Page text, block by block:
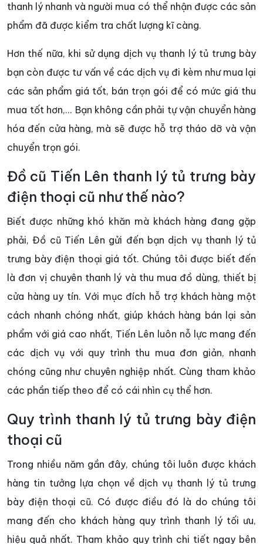
thanh lý nhanh và người mua có thể nhận được các sản
phẩm đã được kiểm tra chất lượng kĩ càng.
Hơn thế nữa, khi sử dụng dịch vụ thanh lý tủ trưng bày
bạn còn được tư vấn về các dịch vụ đi kèm như mua lại
các sản phẩm giá tốt, bán trọn gói để có mức giá thu
mua tốt hơn,... Bạn không cần phải tự vận chuyển hàng
hóa đến cửa hàng, mà sẽ được hỗ trợ tháo dỡ và vận
chuyển trọn gói.
Đồ cũ Tiến Lên thanh lý tủ trưng bày
điện thoại cũ như thế nào?
Biết được những khó khăn mà khách hàng đang gặp
phải, Đồ cũ Tiến Lên gửi đến bạn dịch vụ thanh lý tủ
trưng bày điện thoại giá tốt. Chúng tôi được biết đến
là đơn vị chuyên thanh lý và thu mua đồ dùng, thiết bị
cửa hàng uy tín. Với mục đích hỗ trợ khách hàng một
cách nhanh chóng nhất, giúp khách hàng bán lại sản
phẩm với giá cao nhất, Tiến Lên luôn nỗ lực mang đến
các dịch vụ với quy trình thu mua đơn giản, nhanh
chóng cũng như chuyên nghiệp nhất. Cùng tham khảo
các phần tiếp theo để có cái nhìn cụ thể hơn.
Quy trình thanh lý tủ trưng bày điện
thoại cũ
Trong nhiều năm gần đây, chúng tôi luôn được khách
hàng tin tưởng lựa chọn về dịch vụ thanh lý tủ trưng
bày điện thoại cũ. Có được điều đó là do chúng tôi
mang đến cho khách hàng quy trình thanh lý tối ưu,
hiệu quả nhất. Tham khảo quy trình chi tiết ngay bên